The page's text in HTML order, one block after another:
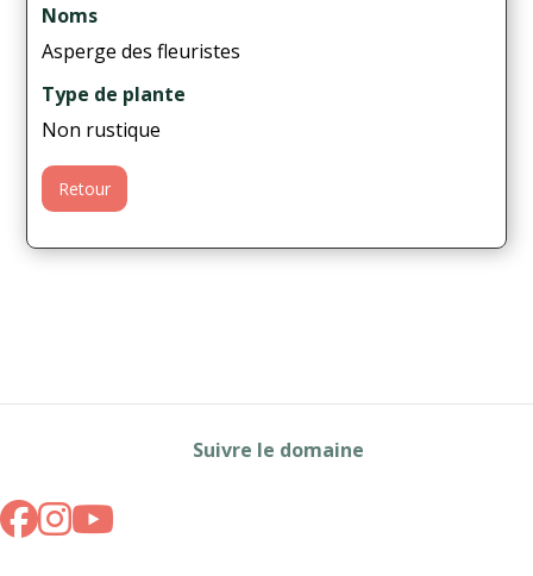
Noms
Asperge des fleuristes
Type de plante
Non rustique
Retour
Suivre le domaine